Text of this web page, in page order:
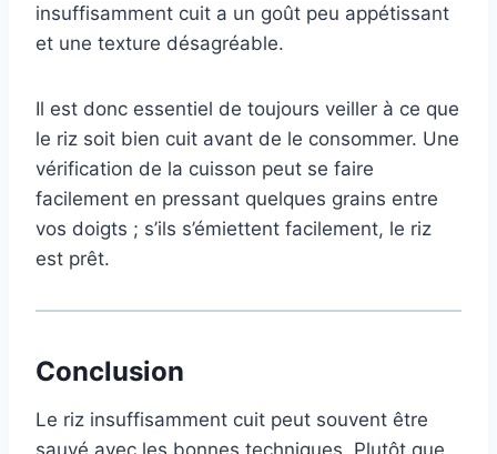
insuffisamment cuit a un goût peu appétissant
et une texture désagréable.
Il est donc essentiel de toujours veiller à ce que
le riz soit bien cuit avant de le consommer. Une
vérification de la cuisson peut se faire
facilement en pressant quelques grains entre
vos doigts ; s’ils s’émiettent facilement, le riz
est prêt.
Conclusion
Le riz insuffisamment cuit peut souvent être
sauvé avec les bonnes techniques. Plutôt que